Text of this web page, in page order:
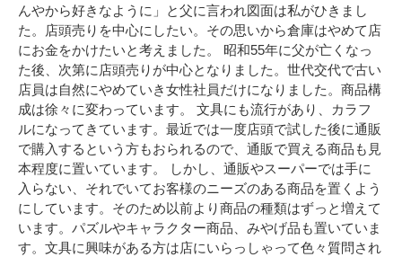
んやから好きなように」と父に言われ図面は私がひきまし
た。店頭売りを中心にしたい。その思いから倉庫はやめて店
にお金をかけたいと考えました。 昭和55年に父が亡くなっ
た後、次第に店頭売りが中心となりました。世代交代で古い
店員は自然にやめていき女性社員だけになりました。商品構
成は徐々に変わっています。 文具にも流行があり、カラフ
ルになってきています。最近では一度店頭で試した後に通販
で購入するという方もおられるので、通販で買える商品も見
本程度に置いています。 しかし、通販やスーパーでは手に
入らない、それでいてお客様のニーズのある商品を置くよう
にしています。そのため以前より商品の種類はずっと増えて
います。パズルやキャラクター商品、みやげ品も置いていま
す。文具に興味がある方は店にいらっしゃって色々質問され